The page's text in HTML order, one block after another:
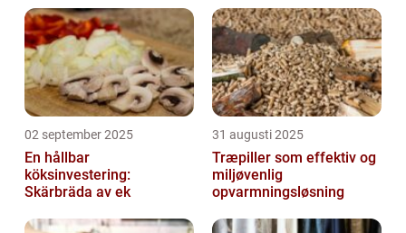
02 september 2025
En hållbar
köksinvestering:
Skärbräda av ek
31 augusti 2025
Træpiller som effektiv og
miljøvenlig
opvarmningsløsning